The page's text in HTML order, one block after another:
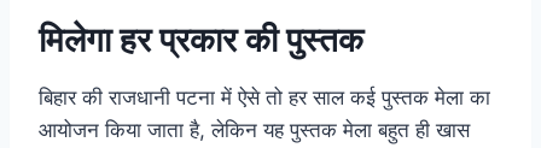
मिलेगा हर प्रकार की पुस्तक
बिहार की राजधानी पटना में ऐसे तो हर साल कई पुस्तक मेला का
आयोजन किया जाता है, लेकिन यह पुस्तक मेला बहुत ही खास